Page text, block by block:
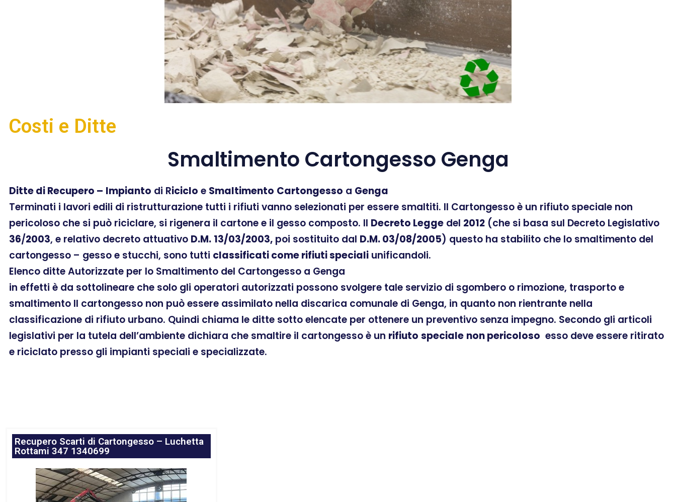
Costi e Ditte
Smaltimento Cartongesso Genga
Ditte di Recupero – Impianto di Riciclo e Smaltimento Cartongesso a Genga
Terminati i lavori edili di ristrutturazione tutti i rifiuti vanno selezionati per essere smaltiti. Il Cartongesso è un rifiuto speciale non
pericoloso che si può riciclare, si rigenera il cartone e il gesso composto. Il Decreto Legge del 2012 (che si basa sul Decreto Legislativo
36/2003, e relativo decreto attuativo D.M. 13/03/2003, poi sostituito dal D.M. 03/08/2005) questo ha stabilito che lo smaltimento del
cartongesso – gesso e stucchi, sono tutti classificati come rifiuti speciali unificandoli.
Elenco ditte Autorizzate per lo Smaltimento del Cartongesso a Genga
in effetti è da sottolineare che solo gli operatori autorizzati possono svolgere tale servizio di sgombero o rimozione, trasporto e
smaltimento Il cartongesso non può essere assimilato nella discarica comunale di Genga, in quanto non rientrante nella
classificazione di rifiuto urbano. Quindi chiama le ditte sotto elencate per ottenere un preventivo senza impegno. Secondo gli articoli
legislativi per la tutela dell’ambiente dichiara che smaltire il cartongesso è un rifiuto speciale non pericoloso esso deve essere ritirato
e riciclato presso gli impianti speciali e specializzate.
Recupero Scarti di Cartongesso – Luchetta
Rottami 347 1340699